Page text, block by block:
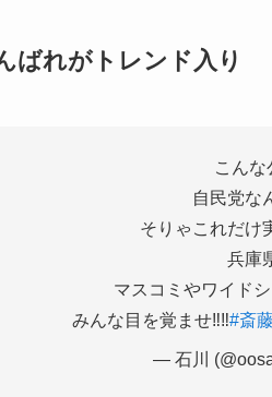
ばれがトレンド入り
こんな
自民党な
そりゃこれだけ
兵庫
マスコミやワイド
みんな目を覚ませ‼️‼️#斎
— 石川